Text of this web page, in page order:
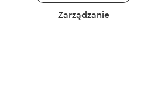
Zarządzanie